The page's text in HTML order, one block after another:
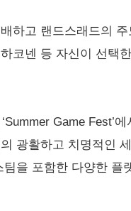
하고 랜드스래드의
코넨 등 자신이 선택
Game Fest’
광활하고 치명적인
을 포함한 다양한 플